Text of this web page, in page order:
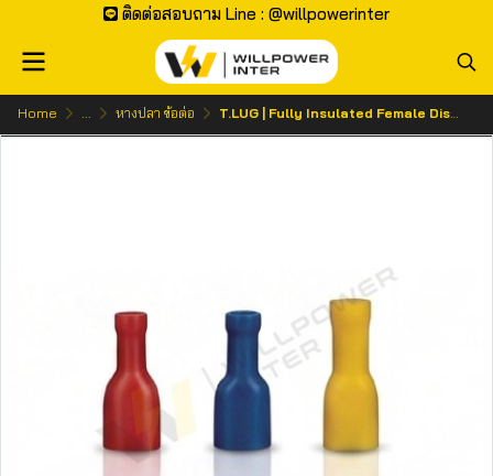
ติดต่อสอบถาม Line : @willpowerinter
Home ... หางปลา ข้อต่อ T.LUG | Fully Insulated Female Disconnectors หัวเสียบตัวเมียหุ้มเต็ม